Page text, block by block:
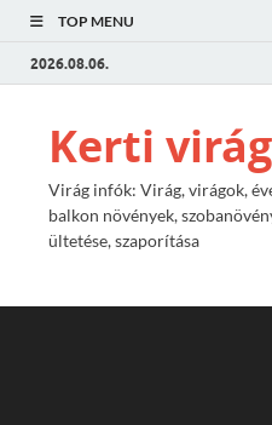
TOP MENU
2026.08.06.
Kerti
Virág infók: Virág, virágok,
balkon növények,
ültetése, szaporítása